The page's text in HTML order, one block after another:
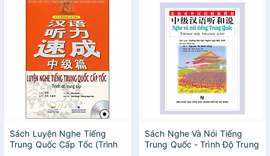
Sách Luyện Nghe Tiếng
Trung Quốc Cấp Tốc (Trình
Sách Nghe Và Nói Tiếng
Trung Quốc - Trình Độ Trung